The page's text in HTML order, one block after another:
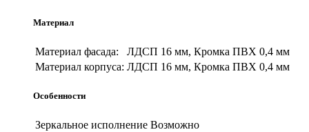
Материал
Материал фасада:
ЛДСП 16 мм, Кромка ПВХ 0,4 мм
Материал корпуса: ЛДСП 16 мм, Кромка ПВХ 0,4 мм
Особенности
Зеркальное исполнение Возможно